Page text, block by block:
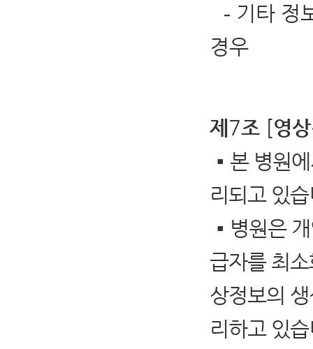
- 기타 정
경우
제 7조 [영
▪ 본 병원
리되고 있
▪ 병원은
급자를 최
상정보의
리하고 있